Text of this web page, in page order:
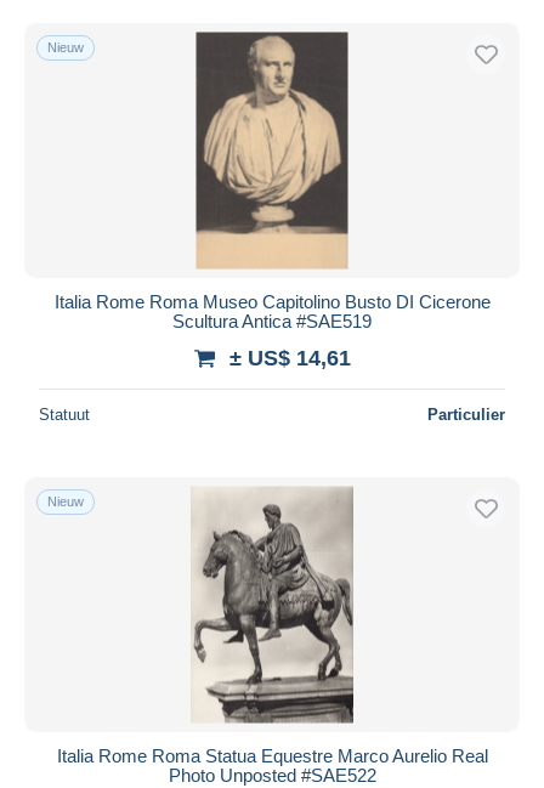
Nieuw
Italia Rome Roma Museo Capitolino Busto DI Cicerone
Scultura Antica #SAE519
± US$ 14,61
Statuut Particulier
Nieuw
Italia Rome Roma Statua Equestre Marco Aurelio Real
Photo Unposted #SAE522